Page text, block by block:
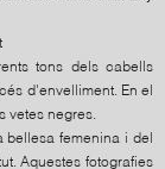
tons dels cabells
d'envelliment. En el
vetes negres.
bellesa femenina i del
Aquestes fotografies